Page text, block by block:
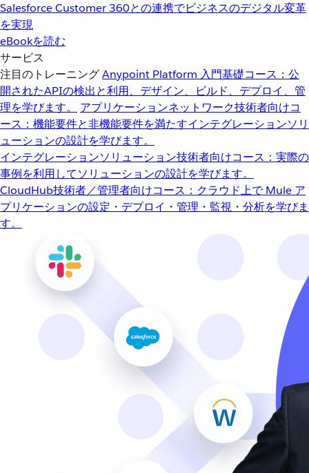
Salesforce Customer 360との連携でビジネスのデジタル変革
を実現
eBookを読む
サービス
注目のトレーニングAnypoint Platform 入門基礎コース：公
開されたAPIの検出と利用、デザイン、ビルド、デプロイ、管
理を学びます。
アプリケーションネットワーク技術者向けコ
ース：機能要件と非機能要件を満たすインテグレーションソリ
ューションの設計を学びます。
インテグレーションソリューション技術者向けコース：実際の
事例を利用してソリューションの設計を学びます。
CloudHub技術者／管理者向けコース：クラウド上で Mule ア
プリケーションの設定・デプロイ・管理・監視・分析を学びま
す。